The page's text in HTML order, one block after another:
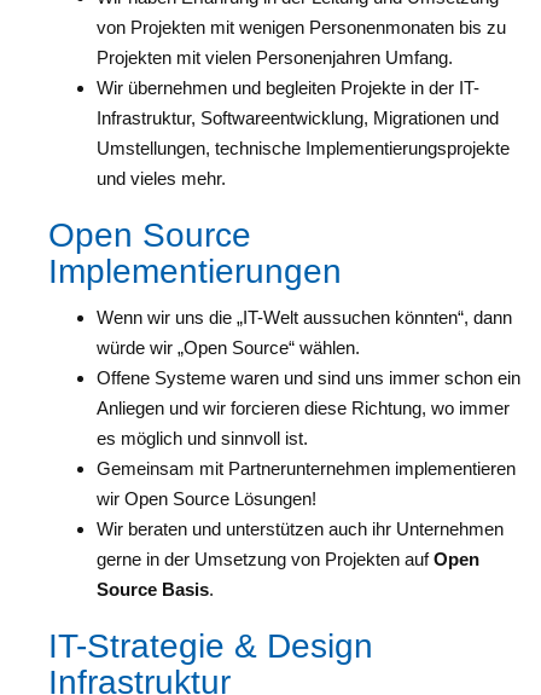
von Projekten mit wenigen Personenmonaten bis zu
Projekten mit vielen Personenjahren Umfang.
Wir übernehmen und begleiten Projekte in der IT-
Infrastruktur, Softwareentwicklung, Migrationen und
Umstellungen, technische Implementierungsprojekte
und vieles mehr.
Open Source
Implementierungen
Wenn wir uns die „IT-Welt aussuchen könnten“, dann
würde wir „Open Source“ wählen.
Offene Systeme waren und sind uns immer schon ein
Anliegen und wir forcieren diese Richtung, wo immer
es möglich und sinnvoll ist.
Gemeinsam mit Partnerunternehmen implementieren
wir Open Source Lösungen!
Wir beraten und unterstützen auch ihr Unternehmen
gerne in der Umsetzung von Projekten aufOpen
Source Basis.
IT-Strategie & Design
Infrastruktur